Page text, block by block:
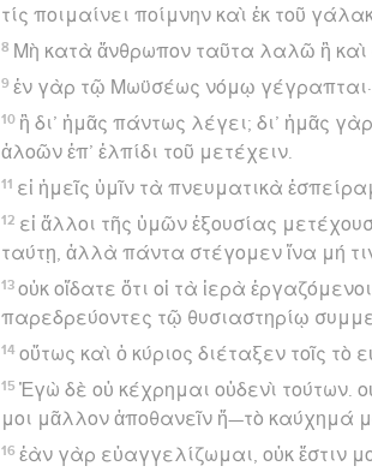
τίς ποιμαίνει ποίμνην καὶ ἐκ τοῦ
8 Μὴ κατὰ ἄνθρωπον ταῦτα λαλῶ ἢ καὶ
9 ἐν γὰρ τῷ Μωϋσέως νόμῳ
10 ἢ δι’ ἡμᾶς πάντως λέγει; δι’ ἡμᾶς
ἀλοῶν ἐπ’ ἐλπίδι τοῦ μετέχειν.
11 εἰ ἡμεῖς ὑμῖν τὰ πνευματικὰ
12 εἰ ἄλλοι τῆς ὑμῶν ἐξουσίας
ταύτῃ, ἀλλὰ πάντα στέγομεν ἵνα μή
13 οὐκ οἴδατε ὅτι οἱ τὰ ἱερὰ
παρεδρεύοντες τῷ θυσιαστηρίῳ
14 οὕτως καὶ ὁ κύριος διέταξεν τοῖς
15 Ἐγὼ δὲ οὐ κέχρημαι οὐδενὶ τούτων.
μοι μᾶλλον ἀποθανεῖν ἤ—τὸ καύχημά
16 ἐὰν γὰρ εὐαγγελίζωμαι, οὐκ ἔστιν